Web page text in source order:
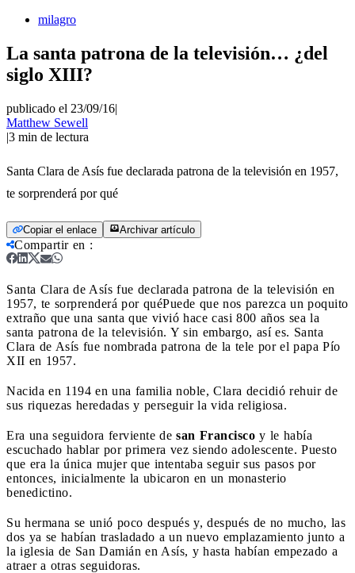
milagro
La santa patrona de la televisión… ¿del
siglo XIII?
publicado el 23/09/16|
Matthew Sewell
|3 min de lectura
Santa Clara de Asís fue declarada patrona de la televisión en 1957,
te sorprenderá por qué
Copiar el enlace Archivar artículo
Compartir en :
Santa Clara de Asís fue declarada patrona de la televisión en
1957, te sorprenderá por quéPuede que nos parezca un poquito
extraño que una santa que vivió hace casi 800 años sea la
santa patrona de la televisión. Y sin embargo, así es. Santa
Clara de Asís fue nombrada patrona de la tele por el papa Pío
XII en 1957.
Nacida en 1194 en una familia noble, Clara decidió rehuir de
sus riquezas heredadas y perseguir la vida religiosa.
Era una seguidora ferviente de san Francisco y le había
escuchado hablar por primera vez siendo adolescente. Puesto
que era la única mujer que intentaba seguir sus pasos por
entonces, inicialmente la ubicaron en un monasterio
benedictino.
Su hermana se unió poco después y, después de no mucho, las
dos ya se habían trasladado a un nuevo emplazamiento junto a
la iglesia de San Damián en Asís, y hasta habían empezado a
atraer a otras seguidoras.